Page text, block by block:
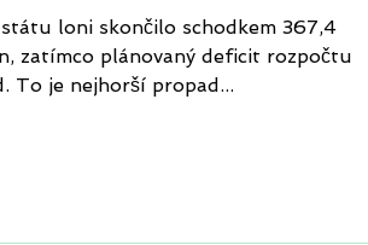
loni skončilo schodkem 367,4
zatímco plánovaný deficit rozpočtu
To je nejhorší propad...